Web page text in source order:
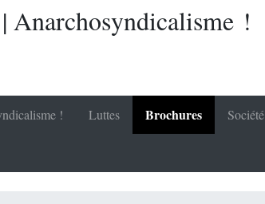
Anarchosyndicalisme !
! Luttes Brochures Société